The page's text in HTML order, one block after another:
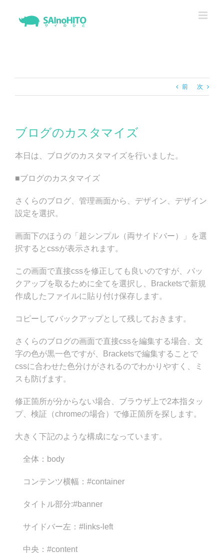
前 次
ブログのカスタマイズ
本日は、ブログのカスタマイズを行いました。
■ブログのカスタマイズ
さくらのブログ、管理画面から、デザイン、デザイン
設定を選択。
画面下のほうの「超シンプル（両サイドバー）」を選
択するとcssが表示されます。
この画面で直接cssを修正しても良いのですが、バッ
クアップを取るために全てを選択し、Bracketsで新規
作成したファイルに貼り付け保存します。
コピーしてバックアップとして残しておきます。
さくらのブログの画面で直接cssを編集する場合、文
字の色が黒一色ですが、Bracketsで編集することで
cssに合わせた色分けがされるのでわかりやすく、ミ
スも防げます。
修正箇所が分からない場合、ブラウザ上で2本指タッ
プ、検証（chromeの場合）で修正箇所を探します。
大きく下記のような構成になっています。
全体：body
コンテンツ横幅：#container
タイトル部分:#banner
サイドバー左：#links-left
中央：#content